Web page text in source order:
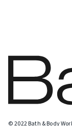
© 2022 Bath & Body